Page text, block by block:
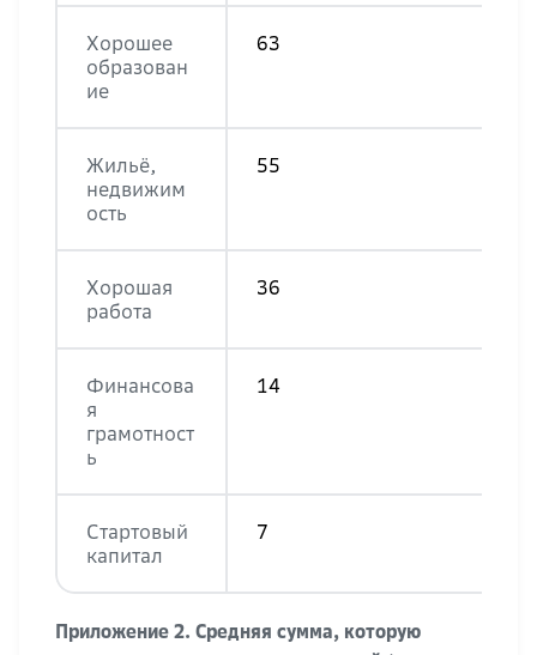
Хорошее
образован
ие
63
Жильё,
недвижим
ость
55
Хорошая
работа
36
Финансова
я
грамотност
ь
14
Стартовый
капитал
7
Приложение 2. Средняя сумма, которую